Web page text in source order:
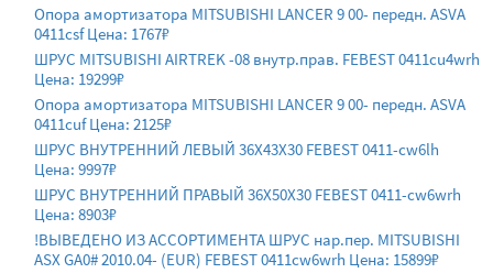
Опора амортизатора MITSUBISHI LANCER 9 00- передн. ASVA
0411csf Цена: 1767₽
ШРУС MITSUBISHI AIRTREK -08 внутр.прав. FEBEST 0411cu4wrh
Цена: 19299₽
Опора амортизатора MITSUBISHI LANCER 9 00- передн. ASVA
0411cuf Цена: 2125₽
ШРУС ВНУТРЕННИЙ ЛЕВЫЙ 36X43X30 FEBEST 0411-cw6lh
Цена: 9997₽
ШРУС ВНУТРЕННИЙ ПРАВЫЙ 36X50X30 FEBEST 0411-cw6wrh
Цена: 8903₽
!ВЫВЕДЕНО ИЗ АССОРТИМЕНТА ШРУС нар.пер. MITSUBISHI
ASX GA0# 2010.04- (EUR) FEBEST 0411cw6wrh Цена: 15899₽